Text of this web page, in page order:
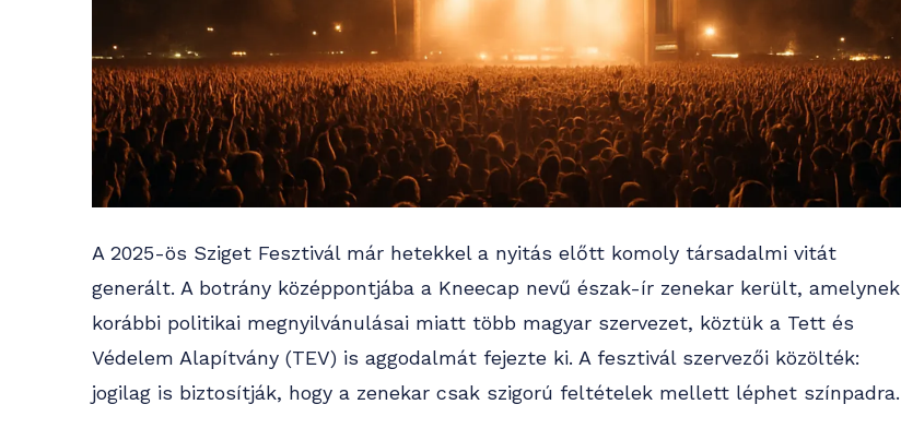
A 2025-ös Sziget Fesztivál már hetekkel a nyitás előtt komoly társadalmi vitát
generált. A botrány középpontjába a Kneecap nevű észak-ír zenekar került, amelynek
korábbi politikai megnyilvánulásai miatt több magyar szervezet, köztük a Tett és
Védelem Alapítvány (TEV) is aggodalmát fejezte ki. A fesztivál szervezői közölték:
jogilag is biztosítják, hogy a zenekar csak szigorú feltételek mellett léphet színpadra.